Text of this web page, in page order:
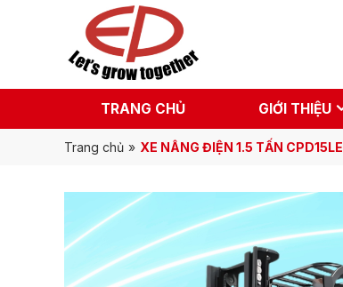
TRANG CHỦ GIỚI THIỆU
Trang chủ » XE NÂNG ĐIỆN 1.5 TẤN CPD15LE